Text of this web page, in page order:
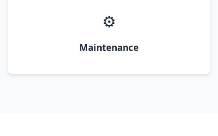
⚙️
Maintenance